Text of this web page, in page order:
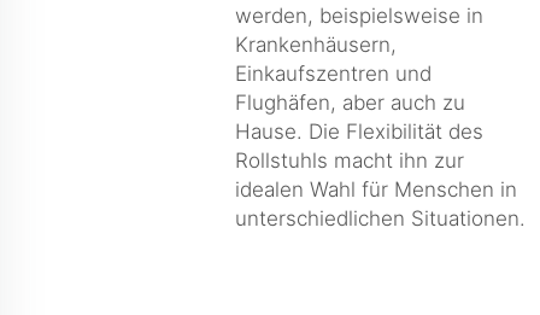
werden, beispielsweise in
Krankenhäusern,
Einkaufszentren und
Flughäfen, aber auch zu
Hause. Die Flexibilität des
Rollstuhls macht ihn zur
idealen Wahl für Menschen in
unterschiedlichen Situationen.